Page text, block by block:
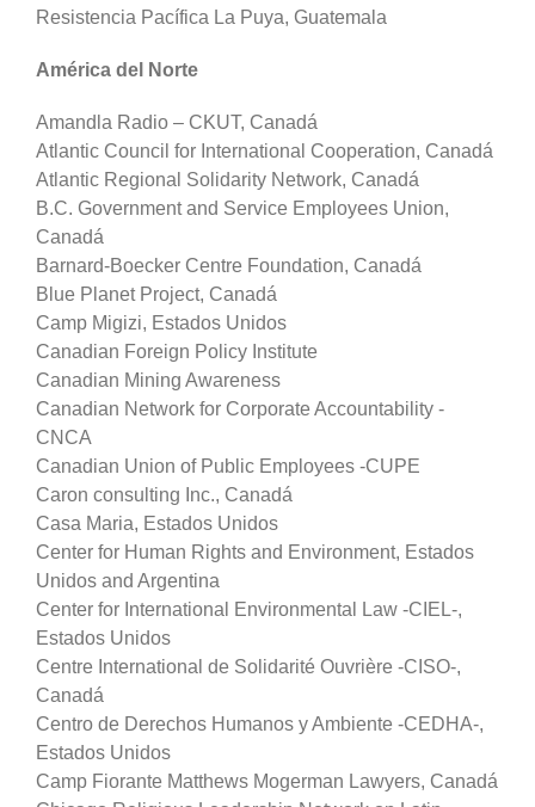
Resistencia Pacífica La Puya, Guatemala
América del Norte
Amandla Radio – CKUT, Canadá
Atlantic Council for International Cooperation, Canadá
Atlantic Regional Solidarity Network, Canadá
B.C. Government and Service Employees Union,
Canadá
Barnard-Boecker Centre Foundation, Canadá
Blue Planet Project, Canadá
Camp Migizi, Estados Unidos
Canadian Foreign Policy Institute
Canadian Mining Awareness
Canadian Network for Corporate Accountability -
CNCA
Canadian Union of Public Employees -CUPE
Caron consulting Inc., Canadá
Casa Maria, Estados Unidos
Center for Human Rights and Environment, Estados
Unidos and Argentina
Center for International Environmental Law -CIEL-,
Estados Unidos
Centre International de Solidarité Ouvrière -CISO-,
Canadá
Centro de Derechos Humanos y Ambiente -CEDHA-,
Estados Unidos
Camp Fiorante Matthews Mogerman Lawyers, Canadá